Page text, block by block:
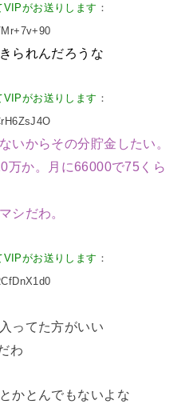
VIPがお送りします ：
られんだろうな
VIPがお送りします ：
いからその分貯金したい。
万か。月に66000で75くら
シだわ。
VIPがお送りします ：
ってた方がいい
わ
かとんでもないよな